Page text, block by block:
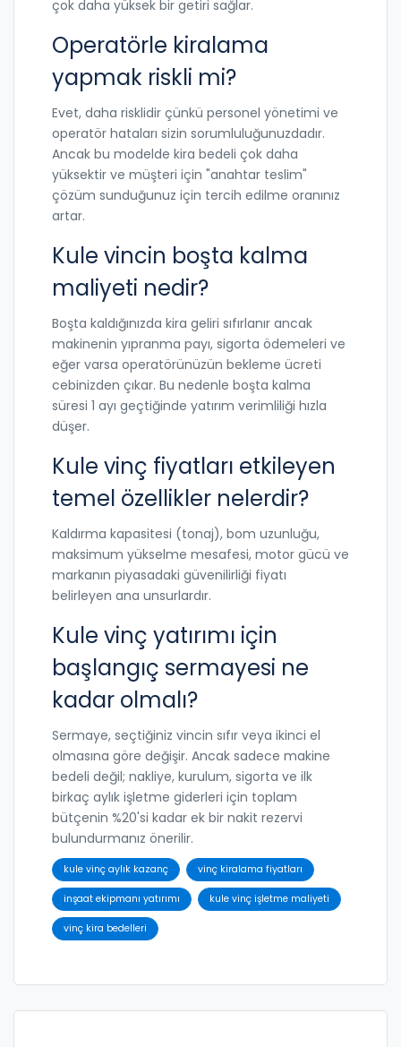
çok daha yüksek bir getiri sağlar.
Operatörle kiralama
yapmak riskli mi?
Evet, daha risklidir çünkü personel yönetimi ve
operatör hataları sizin sorumluluğunuzdadır.
Ancak bu modelde kira bedeli çok daha
yüksektir ve müşteri için "anahtar teslim"
çözüm sunduğunuz için tercih edilme oranınız
artar.
Kule vincin boşta kalma
maliyeti nedir?
Boşta kaldığınızda kira geliri sıfırlanır ancak
makinenin yıpranma payı, sigorta ödemeleri ve
eğer varsa operatörünüzün bekleme ücreti
cebinizden çıkar. Bu nedenle boşta kalma
süresi 1 ayı geçtiğinde yatırım verimliliği hızla
düşer.
Kule vinç fiyatları etkileyen
temel özellikler nelerdir?
Kaldırma kapasitesi (tonaj), bom uzunluğu,
maksimum yükselme mesafesi, motor gücü ve
markanın piyasadaki güvenilirliği fiyatı
belirleyen ana unsurlardır.
Kule vinç yatırımı için
başlangıç sermayesi ne
kadar olmalı?
Sermaye, seçtiğiniz vincin sıfır veya ikinci el
olmasına göre değişir. Ancak sadece makine
bedeli değil; nakliye, kurulum, sigorta ve ilk
birkaç aylık işletme giderleri için toplam
bütçenin %20'si kadar ek bir nakit rezervi
bulundurmanız önerilir.
kule vinç aylık kazanç vinç kiralama fiyatları
inşaat ekipmanı yatırımı kule vinç işletme maliyeti
vinç kira bedelleri